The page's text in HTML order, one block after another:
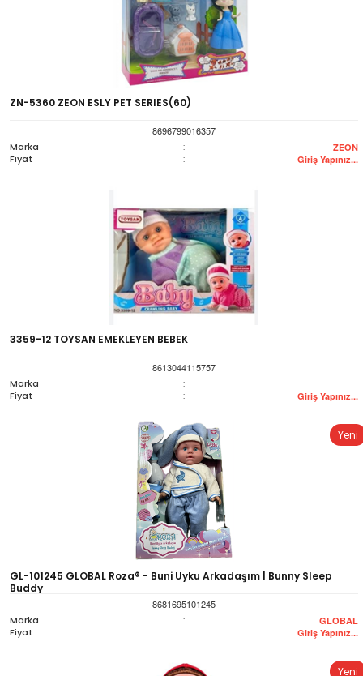
ZN-5360 ZEON ESLY PET SERIES(60)
8696799016357
Marka
: ZEON
Fiyat : Giriş Yapınız...
3359-12 TOYSAN EMEKLEYEN BEBEK
8613044115757
Marka
:
Fiyat
: Giriş Yapınız...
Yeni
GL-101245 GLOBAL Roza® - Buni Uyku Arkadaşım | Bunny Sleep
Buddy
8681695101245
Marka
: GLOBAL
Fiyat : Giriş Yapınız...
Yeni